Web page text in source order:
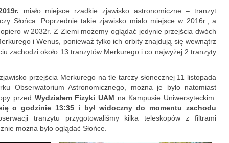
Pracownicy
Teleskopy
Biblioteka
Infrastruktura
Kontakt
Kalendarz
miało miejsce rzadkie zjawisko astronomiczne – tranzyt
Słońca. Poprzednie takie zjawisko miało miejsce w 2016r., a
w 2032r. Z Ziemi możemy oglądać jedynie przejścia dwóch
i Wenus, ponieważ tylko ich orbity znajdują się wewnątrz
zachodzi około 13 tranzytów Merkurego i co najwyżej 2 tranzyty
przejścia Merkurego na tle tarczy słonecznej 11 listopada
Obserwatorium Astronomicznego, można je było natomiast
przed Wydziałem Fizyki UAM na Kampusie Uniwersyteckim.
o godzinie 13:35 i był widoczny do momentu zachodu
tranzytu przygotowaliśmy kilka teleskopów z filtrami
można było oglądać Słońce.